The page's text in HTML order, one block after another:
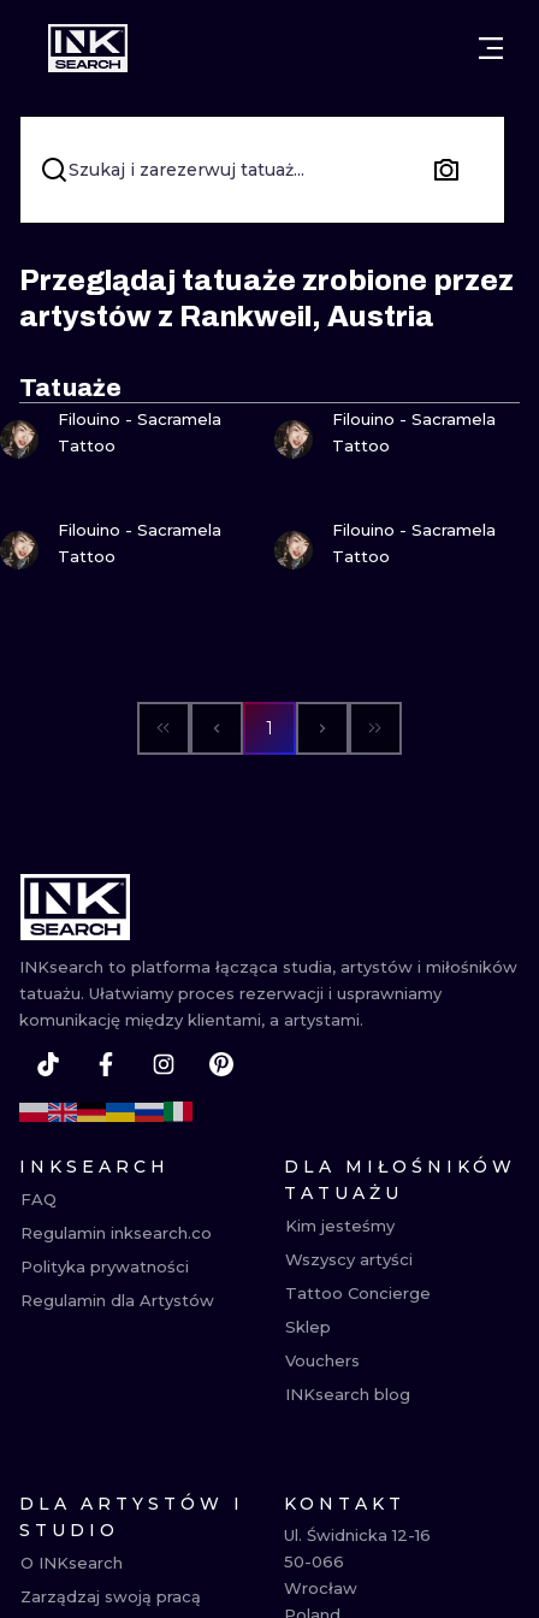
MIASTA GDAŃSK
WARSZAWA POZNAŃ
KRAKÓW KATOWICE
WROCŁAW ŁÓDŹ
BERLIN WIEDEŃ
PRAGA LONDYN
STYLE
KALIGRAFIA
NEW
TRIBAL
Szukaj i zarezerwuj tatuaż...
Przeglądaj tatuaże zrobione przez
artystów z Rankweil, Austria
Tatuaże
ZOBACZ
Filouino - Sacramela
Tattoo
ZOBACZ
Filouino - Sacramela
Tattoo
Filouino - Sacramela
Tattoo
Filouino - Sacramela
Tattoo
1
INKsearch to platforma łącząca studia, artystów i miłośników
tatuażu. Ułatwiamy proces rezerwacji i usprawniamy
komunikację między klientami, a artystami.
INKSEARCH
FAQ
Regulamin inksearch.co
Polityka prywatności
Regulamin dla Artystów
DLA MIŁOŚNIKÓW
TATUAŻU
Kim jesteśmy
Wszyscy artyści
Tattoo Concierge
Sklep
Vouchers
INKsearch blog
DLA ARTYSTÓW I
STUDIO
O INKsearch
Zarządzaj swoją pracą
KONTAKT
Ul. Świdnicka 12-16
50-066
Wrocław